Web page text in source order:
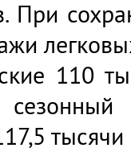
При
110